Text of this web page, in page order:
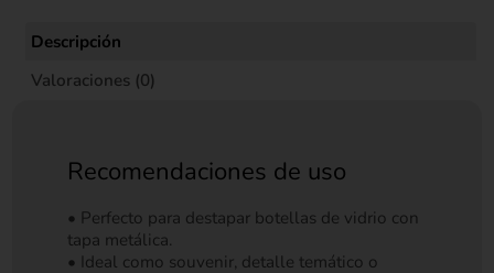
Descripción
Valoraciones (0)
Recomendaciones de uso
• Perfecto para destapar botellas de vidrio con
tapa metálica.
• Ideal como souvenir, detalle temático o